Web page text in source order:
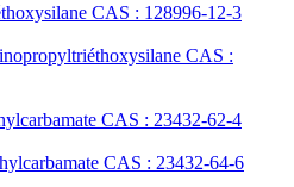
CAS : 128996-12-3
CAS :
CAS : 23432-62-4
CAS : 23432-64-6